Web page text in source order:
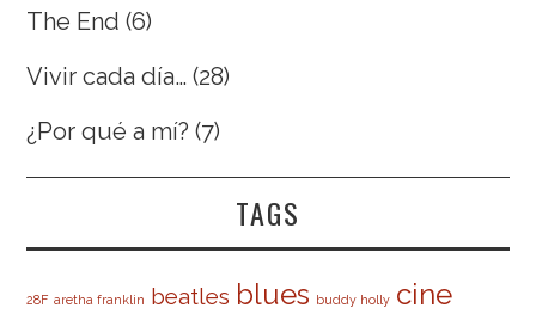
The End (6)
Vivir cada día… (28)
¿Por qué a mí? (7)
TAGS
28F aretha franklin beatles blues buddy holly cine